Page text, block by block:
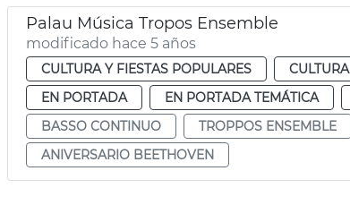
Palau Música Tropos Ensemble
modificado hace 5 años
CULTURA Y FIESTAS POPULARES CULTURA
EN PORTADA
EN PORTADA TEMÁTICA
BASSO CONTINUO
TROPPOS ENSEMBLE
ANIVERSARIO BEETHOVEN